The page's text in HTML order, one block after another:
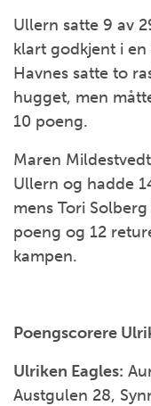
Ullern satte 9 av
klart godkjent i
Havnes satte to
hugget, men
10 poeng.
Maren
Ullern og hadde
mens Tori
poeng og 12
kampen.
Poengscorere
Ulriken Eagles:
Austgulen 28,